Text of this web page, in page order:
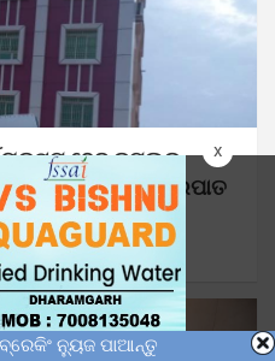
x
ହେବ ଡପଲର
ବାତ୍ୟା, ବଜ୍ରପାତ
ସୂଚନା
Dhangadamajhi
ନ୍ୟୁଜ ପାଆନ୍ତୁ